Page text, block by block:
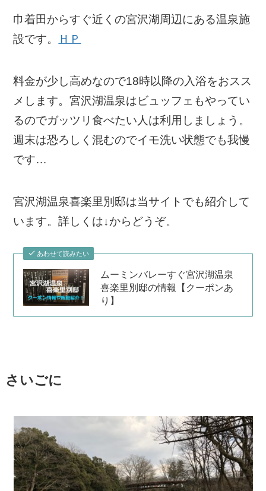
巾着田からすぐ近くの宮沢湖周辺にある温泉施
設です。
ＨＰ
料金が少し高めなので18時以降の入浴をおスス
メします。宮沢湖温泉はビュッフェもやってい
るのでガッツリ食べたい人は利用しましょう。
週末は恐ろしく混むのでイモ洗い状態でも我慢
です…
宮沢湖温泉喜楽里別邸は当サイトでも紹介して
います。詳しくは↓からどうぞ。
あわせて読みたい
ムーミンバレーすぐ宮沢湖温泉
喜楽里別邸の情報【クーポンあ
り】
さいごに